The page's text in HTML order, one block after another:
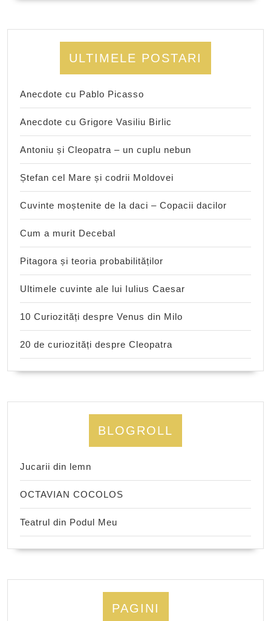
ULTIMELE POSTARI
Anecdote cu Pablo Picasso
Anecdote cu Grigore Vasiliu Birlic
Antoniu și Cleopatra – un cuplu nebun
Ștefan cel Mare și codrii Moldovei
Cuvinte moștenite de la daci – Copacii dacilor
Cum a murit Decebal
Pitagora și teoria probabilităților
Ultimele cuvinte ale lui Iulius Caesar
10 Curiozități despre Venus din Milo
20 de curiozități despre Cleopatra
BLOGROLL
Jucarii din lemn
OCTAVIAN COCOLOS
Teatrul din Podul Meu
PAGINI